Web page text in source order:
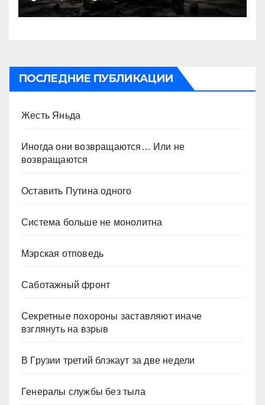
ПОСЛЕДНИЕ ПУБЛИКАЦИИ
Жесть Яньда
Иногда они возвращаются… Или не
возвращаются
Оставить Путина одного
Система больше не монолитна
Мэрская отповедь
Саботажный фронт
Секретные похороны заставляют иначе
взглянуть на взрыв
В Грузии третий блэкаут за две недели
Генералы службы без тыла